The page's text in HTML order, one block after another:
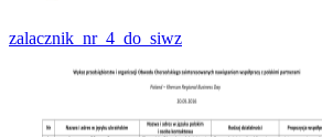
zalacznik_nr_4_do_siwz